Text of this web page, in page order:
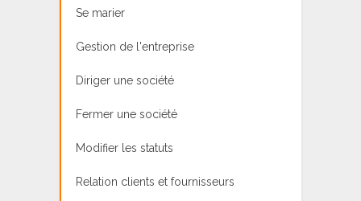
Se marier
Gestion de l'entreprise
Diriger une société
Fermer une société
Modifier les statuts
Relation clients et fournisseurs